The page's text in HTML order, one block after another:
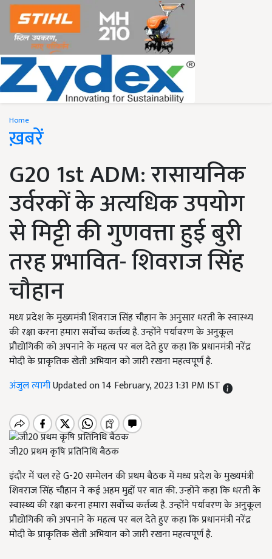
Home
ख़बरें
G20 1st ADM: रासायनिक
उर्वरकों के अत्यधिक उपयोग
से मिट्टी की गुणवत्ता हुई बुरी
तरह प्रभावित- शिवराज सिंह
चौहान
मध्य प्रदेश के मुख्यमंत्री शिवराज सिंह चौहान के अनुसार धरती के स्वास्थ्य
की रक्षा करना हमारा सर्वोच्च कर्तव्य है. उन्होंने पर्यावरण के अनुकूल
प्रौद्योगिकी को अपनाने के महत्व पर बल देते हुए कहा कि प्रधानमंत्री नरेंद्र
मोदी के प्राकृतिक खेती अभियान को जारी रखना महत्वपूर्ण है.
अंजुल त्यागीUpdated on 14 February, 2023 1:31 PM IST
जी20 प्रथम कृषि प्रतिनिधि बैठक
इंदौर में चल रहे G-20 सम्मेलन की प्रथम बैठक में मध्य प्रदेश के मुख्यमंत्री
शिवराज सिंह चौहान ने कई अहम मुद्दों पर बात की. उन्होंने कहा कि धरती के
स्वास्थ्य की रक्षा करना हमारा सर्वोच्च कर्तव्य है. उन्होंने पर्यावरण के अनुकूल
प्रौद्योगिकी को अपनाने के महत्व पर बल देते हुए कहा कि प्रधानमंत्री नरेंद्र
मोदी के प्राकृतिक खेती अभियान को जारी रखना महत्वपूर्ण है.